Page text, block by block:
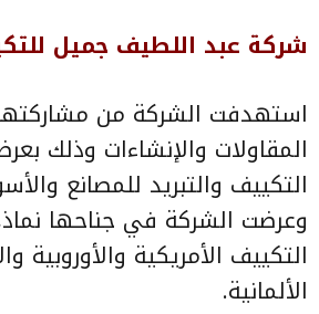
شركة عبد اللطيف جميل
استهدفت الشركة من
المقاولات والإنشاءات وذلك
التكييف والتبريد للمصانع
وعرضت الشركة في جناحها
التكييف الأمريكية والأوروبية
الألمانية.